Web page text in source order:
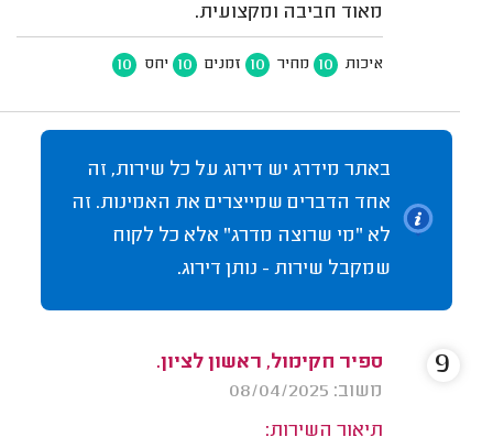
מאוד חביבה ומקצועית.
איכות 10 מחיר 10 זמנים 10 יחס 10
באתר מידרג יש דירוג על כל שירות, זה
אחד הדברים שמייצרים את האמינות. זה
לא "מי שרוצה מדרג" אלא כל לקוח
שמקבל שירות - נותן דירוג.
ספיר חקימול, ראשון לציון.
משוב: 08/04/2025
תיאור השירות:
9